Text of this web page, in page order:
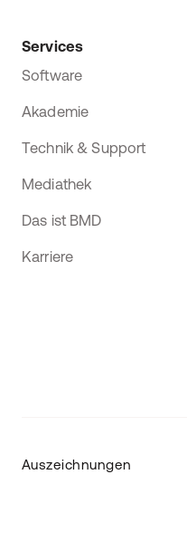
Services
Software
Akademie
Technik & Support
Mediathek
Das ist BMD
Karriere
Auszeichnungen